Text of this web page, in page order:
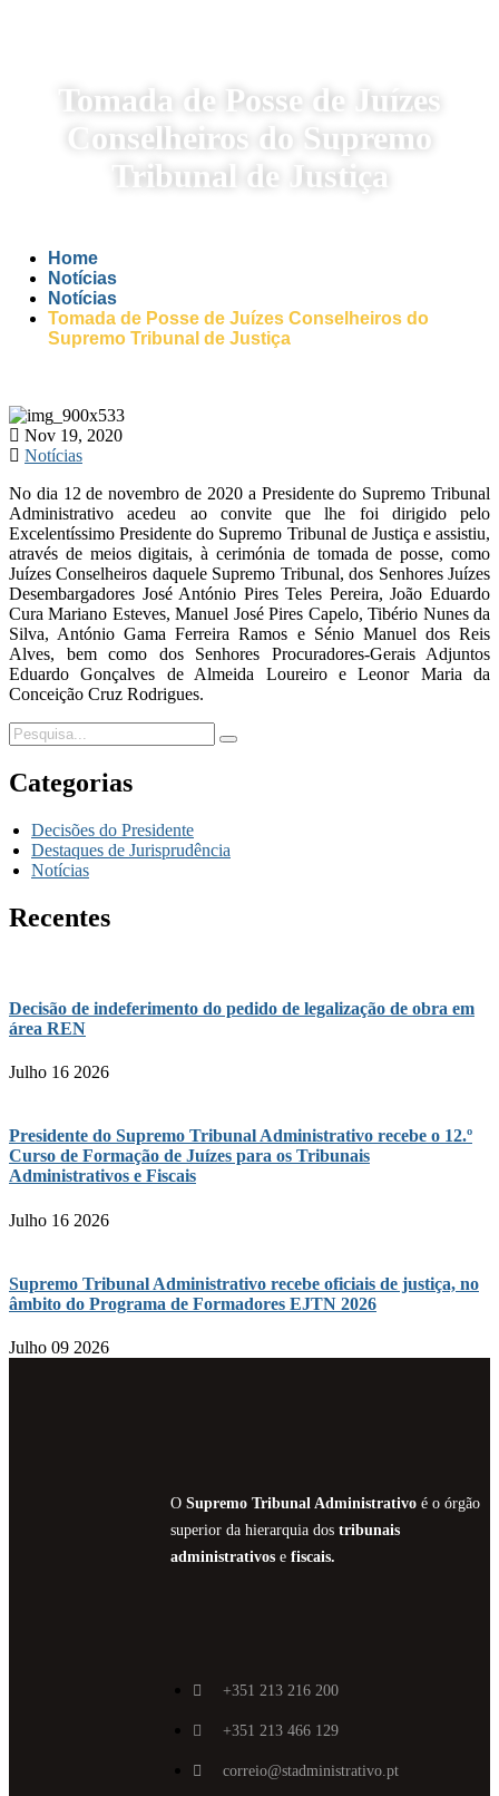
Tomada de Posse de Juízes
Conselheiros do Supremo
Tribunal de Justiça
Home
Notícias
Notícias
Tomada de Posse de Juízes Conselheiros do
Supremo Tribunal de Justiça
Nov 19, 2020
Notícias
No dia 12 de novembro de 2020 a Presidente do Supremo Tribunal
Administrativo acedeu ao convite que lhe foi dirigido pelo
Excelentíssimo Presidente do Supremo Tribunal de Justiça e assistiu,
através de meios digitais, à cerimónia de tomada de posse, como
Juízes Conselheiros daquele Supremo Tribunal, dos Senhores Juízes
Desembargadores José António Pires Teles Pereira, João Eduardo
Cura Mariano Esteves, Manuel José Pires Capelo, Tibério Nunes da
Silva, António Gama Ferreira Ramos e Sénio Manuel dos Reis
Alves, bem como dos Senhores Procuradores-Gerais Adjuntos
Eduardo Gonçalves de Almeida Loureiro e Leonor Maria da
Conceição Cruz Rodrigues.
Categorias
Decisões do Presidente
Destaques de Jurisprudência
Notícias
Recentes
Decisão de indeferimento do pedido de legalização de obra em
área REN
Julho 16 2026
Presidente do Supremo Tribunal Administrativo recebe o 12.º
Curso de Formação de Juízes para os Tribunais
Administrativos e Fiscais
Julho 16 2026
Supremo Tribunal Administrativo recebe oficiais de justiça, no
âmbito do Programa de Formadores EJTN 2026
Julho 09 2026
O Supremo Tribunal Administrativoé o órgão
superior da hierarquia dos tribunais
administrativose fiscais.
+351 213 216 200
+351 213 466 129
correio@stadministrativo.pt